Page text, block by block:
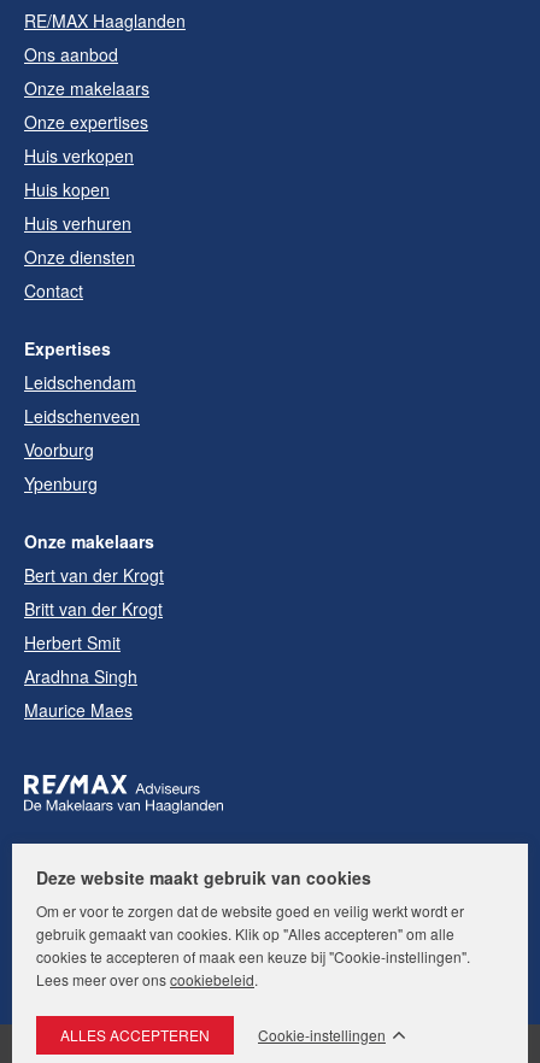
RE/MAX Haaglanden
Ons aanbod
Onze makelaars
Onze expertises
Huis verkopen
Huis kopen
Huis verhuren
Onze diensten
Contact
Expertises
Leidschendam
Leidschenveen
Voorburg
Ypenburg
Onze makelaars
Bert van der Krogt
Britt van der Krogt
Herbert Smit
Aradhna Singh
Maurice Maes
Volg ons op:
© RE/MAX Adviseurs. Alle rechten voorbehouden.
Deze website maakt gebruik van cookies
Om er voor te zorgen dat de website goed en veilig werkt wordt er
gebruik gemaakt van cookies. Klik op "Alles accepteren" om alle
cookies te accepteren of maak een keuze bij "Cookie-instellingen".
Lees meer over onscookiebeleid.
Cookie-instellingen